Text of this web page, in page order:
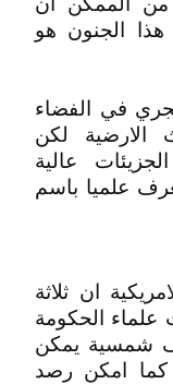
الجنون هو
في الفضاء
الارضية لكن
عالية
علميا باسم
ان ثلاثة
علماء الحكومة
شمسية يمكن
كما امكن رصد